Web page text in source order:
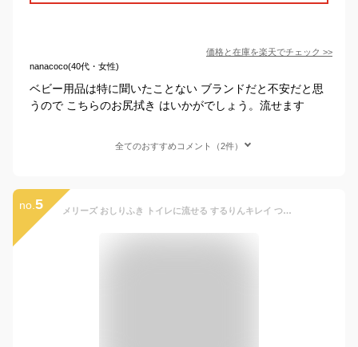
価格と在庫を楽天でチェック >>
nanacoco(40代・女性)
ベビー用品は特に聞いたことない ブランドだと不安だと思
うので こちらのお尻拭き はいかがでしょう。流せます
全てのおすすめコメント（2件）
no. 5 メリーズ おしりふき トイレに流せる するりんキレイ つめかえ用 (64枚 × 3) ×３パック セット